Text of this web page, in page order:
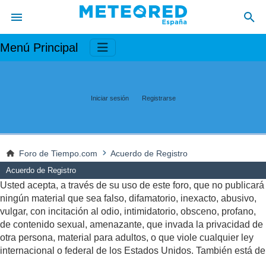
Menú Principal
Iniciar sesión Registrarse
Foro de Tiempo.com Acuerdo de Registro
Acuerdo de Registro
Usted acepta, a través de su uso de este foro, que no publicará
ningún material que sea falso, difamatorio, inexacto, abusivo,
vulgar, con incitación al odio, intimidatorio, obsceno, profano,
de contenido sexual, amenazante, que invada la privacidad de
otra persona, material para adultos, o que viole cualquier ley
internacional o federal de los Estados Unidos. También está de